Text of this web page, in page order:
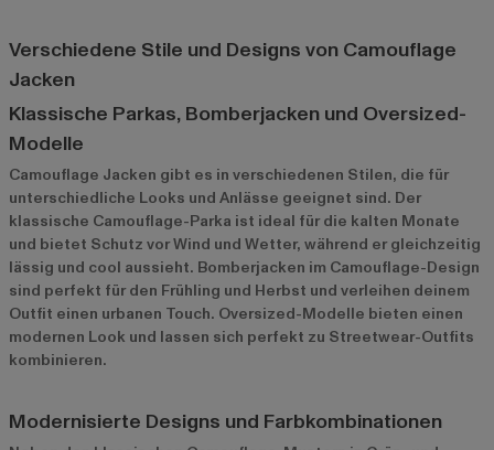
Verschiedene Stile und Designs von Camouflage
Jacken
Klassische Parkas, Bomberjacken und Oversized-
Modelle
Camouflage Jacken gibt es in verschiedenen Stilen, die für
unterschiedliche Looks und Anlässe geeignet sind. Der
klassische Camouflage-Parka ist ideal für die kalten Monate
und bietet Schutz vor Wind und Wetter, während er gleichzeitig
lässig und cool aussieht. Bomberjacken im Camouflage-Design
sind perfekt für den Frühling und Herbst und verleihen deinem
Outfit einen urbanen Touch. Oversized-Modelle bieten einen
modernen Look und lassen sich perfekt zu Streetwear-Outfits
kombinieren.
Modernisierte Designs und Farbkombinationen